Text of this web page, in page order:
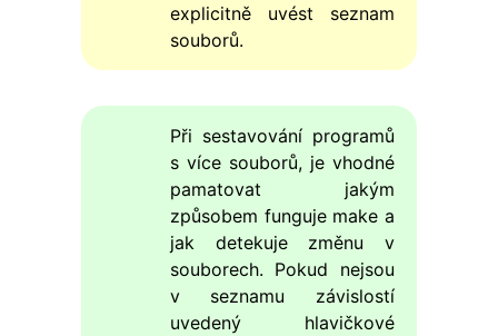
explicitně uvést seznam
souborů.
Při sestavování programů
s více souborů, je vhodné
pamatovat jakým
způsobem funguje make a
jak detekuje změnu v
souborech. Pokud nejsou
v seznamu závislostí
uvedený hlavičkové